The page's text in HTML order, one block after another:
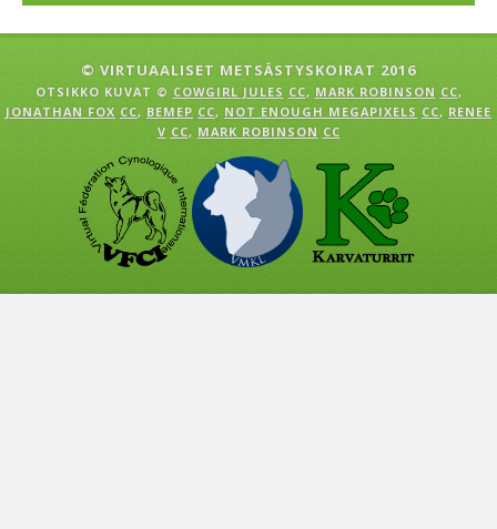
© VIRTUAALISET METSÄSTYSKOIRAT 2016
OTSIKKO KUVAT © COWGIRL JULES CC, MARK ROBINSON CC,
JONATHAN FOX CC, BEMEP CC, NOT ENOUGH MEGAPIXELS CC, RENEE
V CC, MARK ROBINSON CC